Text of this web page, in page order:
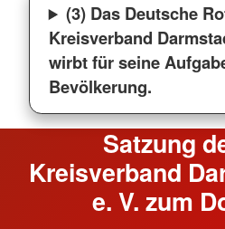
(3) Das Deutsche
Kreisverband
wirbt für seine
Bevölkerung.
Satzung
Kreisverband
e. V. zum